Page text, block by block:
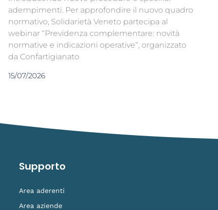
adempimenti. Per approfondire il nuovo quadro
normativo, Solidarietà Veneto partecipa al
webinar “Previdenza complementare: novità
normative e indicazioni operative“, organizzato
da Confartigianato
15/07/2026
Supporto
Area aderenti
Area aziende